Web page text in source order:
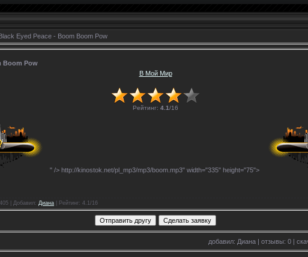
Eyed Peace - Boom Boom Pow
Boom Pow
В Мой Мир
Рейтинг: 4.1/16
" /> http://kinostok.net/pl_mp3/mp3/boom.mp3" width="335" height="75">
| Добавил: Диана Рейтинг: 4.1/16
добавил: Диана | отзывы: 0 |